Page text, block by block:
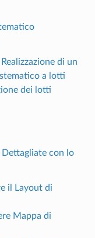
di un
a lotti
dei lotti
Dettagliate con lo
il Layout di
Mappa di